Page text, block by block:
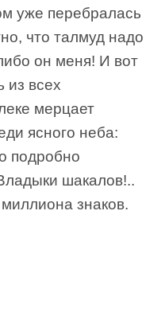
уже перебралась
что талмуд надо
он меня! И вот
из всех
мерцает
ясного неба:
подробно
шакалов!..
знаков.